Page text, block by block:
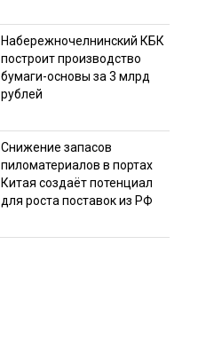
Набережночелнинский КБК
построит производство
бумаги-основы за 3 млрд
рублей
Снижение запасов
пиломатериалов в портах
Китая создаёт потенциал
для роста поставок из РФ